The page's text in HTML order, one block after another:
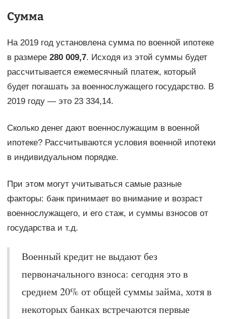
Сумма
На 2019 год установлена сумма по военной ипотеке
в размере 280 009,7. Исходя из этой суммы будет
рассчитывается ежемесячный платеж, который
будет погашать за военнослужащего государство. В
2019 году — это 23 334,14.
Сколько денег дают военнослужащим в военной
ипотеке? Рассчитываются условия военной ипотеки
в индивидуальном порядке.
При этом могут учитываться самые разные
факторы: банк принимает во внимание и возраст
военнослужащего, и его стаж, и суммы взносов от
государства и т.д.
Военный кредит не выдают без
первоначального взноса: сегодня это в
среднем 20% от общей суммы займа, хотя в
некоторых банках встречаются первые